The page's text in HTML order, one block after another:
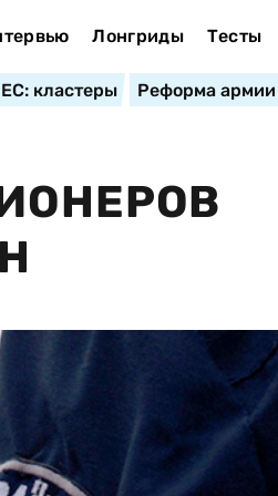
Лонгриды Тесты
кластеры Реформа армии